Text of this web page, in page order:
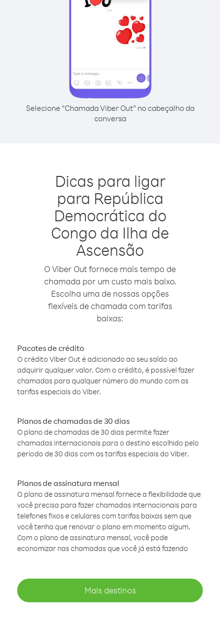
Selecione “Chamada Viber Out” no cabeçalho da
conversa
Dicas para ligar
para República
Democrática do
Congo da Ilha de
Ascensão
O Viber Out fornece mais tempo de
chamada por um custo mais baixo.
Escolha uma de nossas opções
flexíveis de chamada com tarifas
baixas:
Pacotes de crédito
O crédito Viber Out é adicionado ao seu saldo ao
adquirir qualquer valor. Com o crédito, é possível fazer
chamadas para qualquer número do mundo com as
tarifas especiais do Viber.
Planos de chamadas de 30 dias
O plano de chamadas de 30 dias permite fazer
chamadas internacionais para o destino escolhido pelo
período de 30 dias com as tarifas especiais do Viber.
Planos de assinatura mensal
O plano de assinatura mensal fornece a flexibilidade que
você precisa para fazer chamadas internacionais para
telefones fixos e celulares com tarifas baixas sem que
você tenha que renovar o plano em momento algum.
Com o plano de assinatura mensal, você pode
economizar nas chamadas que você já está fazendo
Mais destinos